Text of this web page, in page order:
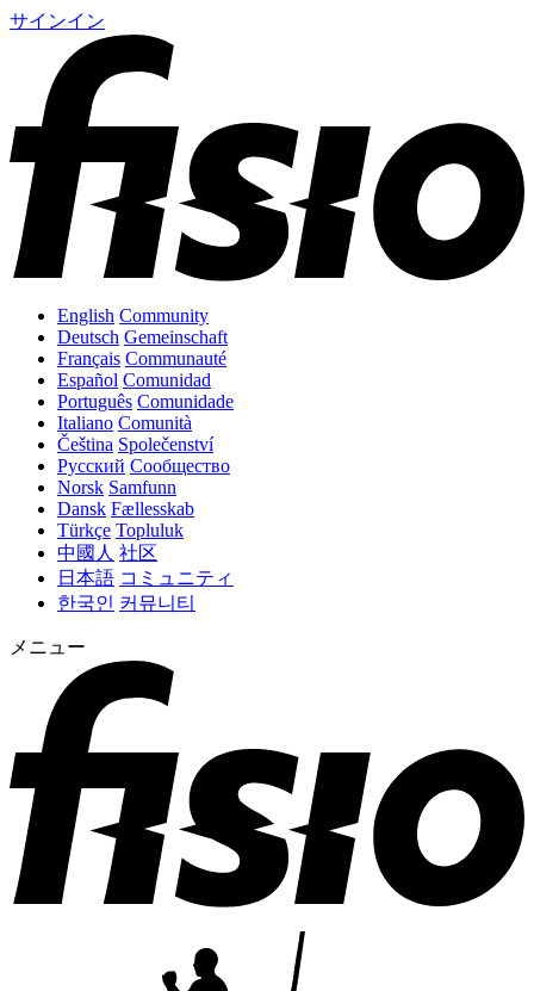
サインイン
English Community
Deutsch Gemeinschaft
Français Communauté
Español Comunidad
Português Comunidade
Italiano Comunità
Čeština Společenství
Русский Сообщество
Norsk Samfunn
Dansk Fællesskab
Türkçe Topluluk
中國人 社区
日本語 コミュニティ
한국인 커뮤니티
メニュー